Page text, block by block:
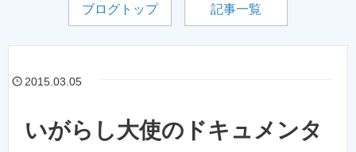
ブログトップ 記事一覧
2015.03.05
いがらし大使のドキュメンタ